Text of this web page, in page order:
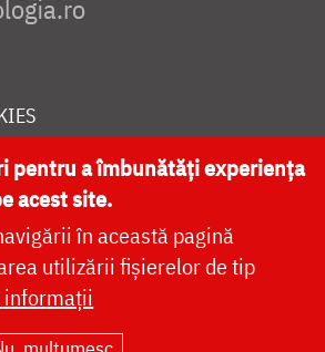
CATEDRALA NAȚIONALĂ
pentru a îmbunătăți experiența
acest site.
în această pagină
utilizării fișierelor de tip
informații